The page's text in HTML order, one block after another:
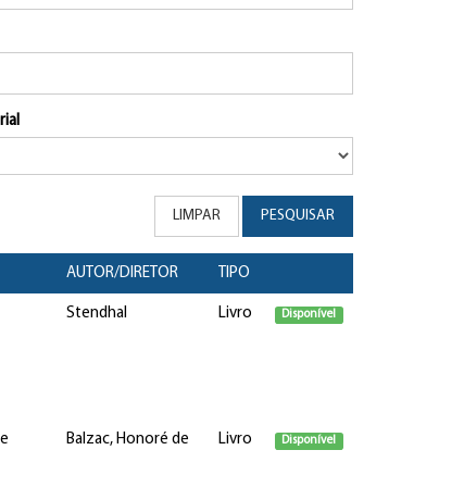
LIMPAR PESQUISAR
AUTOR/DIRETOR TIPO
Stendhal Livro Disponível
Balzac, Honoré de Livro Disponível